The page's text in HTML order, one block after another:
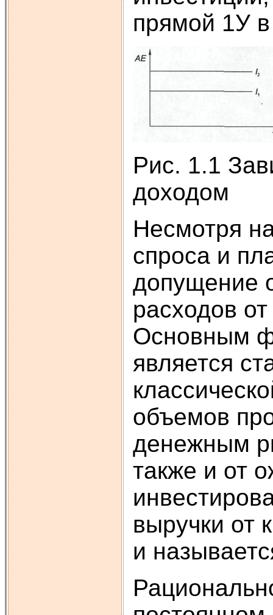
прямой 1У
Рис. 1.1
доходом
Несмотря
спроса и
допущение
расходов
Основным
является
объемов
денежным
также и от
выручки от
и